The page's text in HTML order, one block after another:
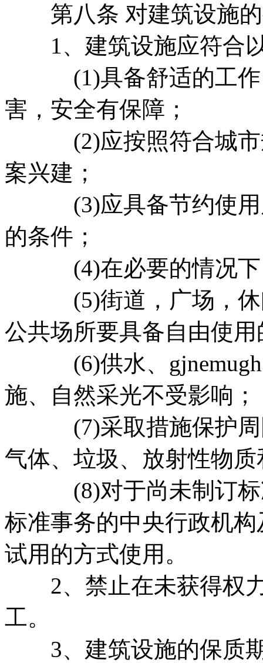
第八条 对建筑设施的
1、建筑设施应符合
(1)具备舒适的工作
害，安全有保障；
(2)应按照符合城市规
案兴建；
(3)应具备节约使用原
的条件；
(4)在必要的情况下
(5)街道，广场，休闲
公共场所要具备自由使
(6)供水、gjnemugh
施、自然采光不受影响；
(7)采取措施保护周围
气体、垃圾、放射性物
(8)对于尚未制订标准
标准事务的中央行政机
试用的方式使用。
2、禁止在未获得权力
工。
3、建筑设施的保质